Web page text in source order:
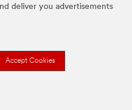
deliver you advertisements
Accept Cookies